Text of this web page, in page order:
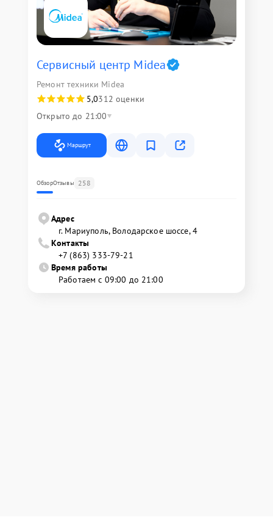
Сервисный центр Midea
Ремонт техники Midea
5,0312 оценки
Открыто до 21:00
Маршрут
ОбзорОтзывы 258
Адрес
г. Мариуполь, Володарское шоссе, 4
Контакты
+7 (863) 333-79-21
Время работы
Работаем с 09:00 до 21:00